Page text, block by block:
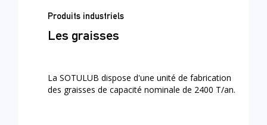
Produits industriels
Les graisses
La SOTULUB dispose d'une unité de fabrication
des graisses de capacité nominale de 2400 T/an.